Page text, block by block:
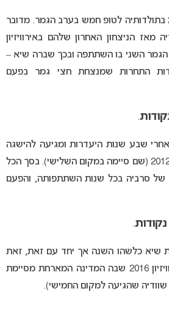
שוודיה מגיעה בפעם ה-26 בתולדותיה לטופ חמש בערב הגמר. מדובר
מאז הניצחון האחרון שלהם באירוויזיון
הגמר השני בו השתתפה ובכך שברה שיא –
התחרות שמנצחת חצי גמר בפעם
.
שבע שנות היעדרות ומגיעה להישגה
הטוב ביותר מאז אירוויזיון 2012 (שם סיימה במקום השלישי). בסך הכל
של סרביה בכל שנות השתתפותה, והפעם
.
שיא כלשהו השנה אך יחד עם זאת, זאת
הפעם הראשונה מאז אירוויזיון 2016 שבה המדינה המארחת מסיימת
שהגיעה למקום החמישי).